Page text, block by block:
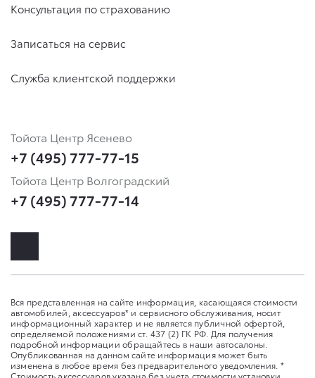
Консультация по страхованию
Записаться на сервис
Служба клиентской поддержки
Тойота Центр Ясенево
+7 (495) 777-77-15
Тойота Центр Волгоградский
+7 (495) 777-77-14
Вся представленная на сайте информация, касающаяся стоимости
автомобилей, аксессуаров* и сервисного обслуживания, носит
информационный характер и не является публичной офертой,
определяемой положениями ст. 437 (2) ГК РФ. Для получения
подробной информации обращайтесь в наши автосалоны.
Опубликованная на данном сайте информация может быть
изменена в любое время без предварительного уведомления. *